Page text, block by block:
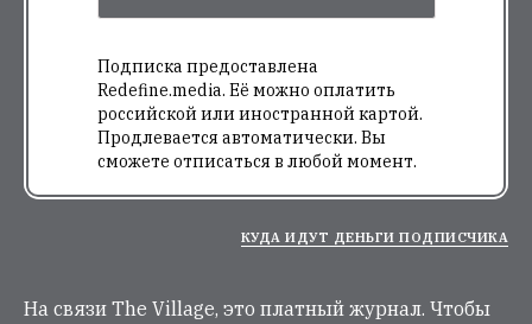
Подписка предоставлена
Redefine.media. Её можно оплатить
российской или иностранной картой.
Продлевается автоматически. Вы
сможете отписаться в любой момент.
КУДА ИДУТ ДЕНЬГИ ПОДПИСЧИКА
На связи The Village, это платный журнал. Чтобы